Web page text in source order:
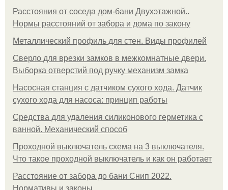
Расстояния от соседа дом-бани Двухэтажной..
Нормы расстояний от забора и дома по закону
Металлический профиль для стен. Виды профилей
Сверло для врезки замков в межкомнатные двери.
Выборка отверстий под ручку механизм замка
Насосная станция с датчиком сухого хода. Датчик
сухого хода для насоса: принцип работы
Средства для удаления силиконового герметика с
ванной. Механический способ
Проходной выключатель схема на 3 выключателя.
Что такое проходной выключатель и как он работает
Расстояние от забора до бани Снип 2022.
Нормативы и законы